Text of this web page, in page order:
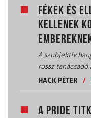
FÉKEK ÉS
KELLENEK
A szubjektív
rossz
HACK PÉTER
/
A PRIDE